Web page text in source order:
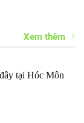
Xem thêm